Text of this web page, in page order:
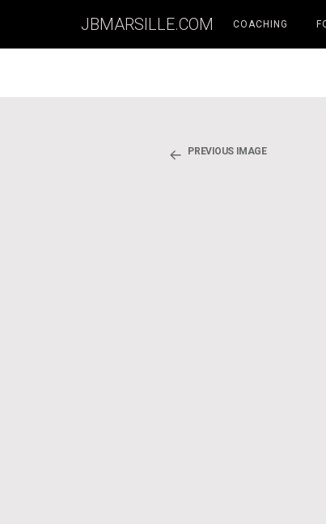
JBMARSILLE.COM COACHING
PREVIOUS IMAGE